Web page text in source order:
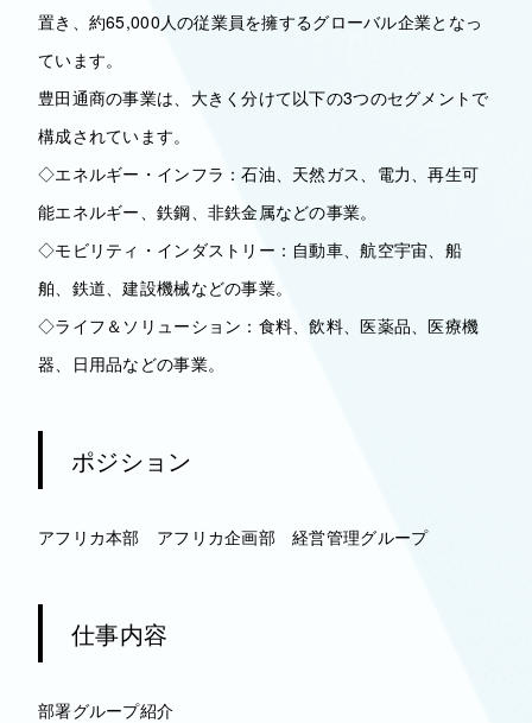
置き、約65,000人の従業員を擁するグローバル企業となっ
ています。
豊田通商の事業は、大きく分けて以下の3つのセグメントで
構成されています。
◇エネルギー・インフラ：石油、天然ガス、電力、再生可
能エネルギー、鉄鋼、非鉄金属などの事業。
◇モビリティ・インダストリー：自動車、航空宇宙、船
舶、鉄道、建設機械などの事業。
◇ライフ＆ソリューション：食料、飲料、医薬品、医療機
器、日用品などの事業。
ポジション
アフリカ本部 アフリカ企画部 経営管理グループ
仕事内容
部署グループ紹介